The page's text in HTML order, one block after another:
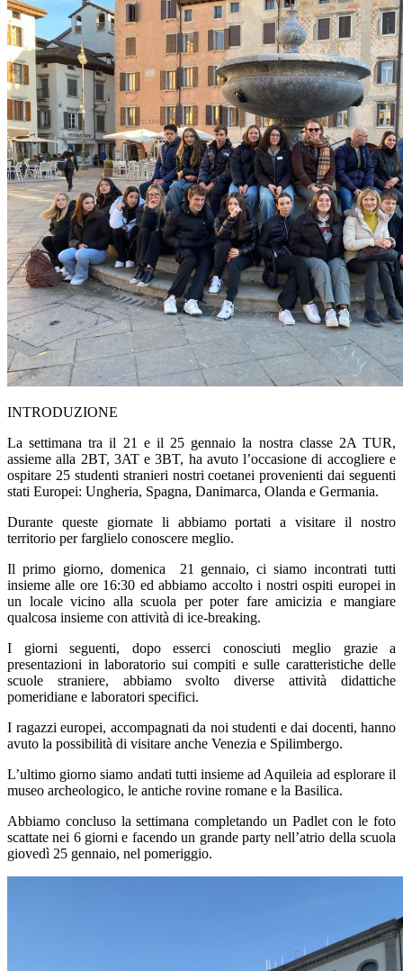
INTRODUZIONE
La settimana tra il 21 e il 25 gennaio la nostra classe 2A TUR,
assieme alla 2BT, 3AT e 3BT, ha avuto l’occasione di accogliere e
ospitare 25 studenti stranieri nostri coetanei provenienti dai seguenti
stati Europei: Ungheria, Spagna, Danimarca, Olanda e Germania.
Durante queste giornate li abbiamo portati a visitare il nostro
territorio per farglielo conoscere meglio.
Il primo giorno, domenica 21 gennaio, ci siamo incontrati tutti
insieme alle ore 16:30 ed abbiamo accolto i nostri ospiti europei in
un locale vicino alla scuola per poter fare amicizia e mangiare
qualcosa insieme con attività di ice-breaking.
I giorni seguenti, dopo esserci conosciuti meglio grazie a
presentazioni in laboratorio sui compiti e sulle caratteristiche delle
scuole straniere, abbiamo svolto diverse attività didattiche
pomeridiane e laboratori specifici.
I ragazzi europei, accompagnati da noi studenti e dai docenti, hanno
avuto la possibilità di visitare anche Venezia e Spilimbergo.
L’ultimo giorno siamo andati tutti insieme ad Aquileia ad esplorare il
museo archeologico, le antiche rovine romane e la Basilica.
Abbiamo concluso la settimana completando un Padlet con le foto
scattate nei 6 giorni e facendo un grande party nell’atrio della scuola
giovedì 25 gennaio, nel pomeriggio.